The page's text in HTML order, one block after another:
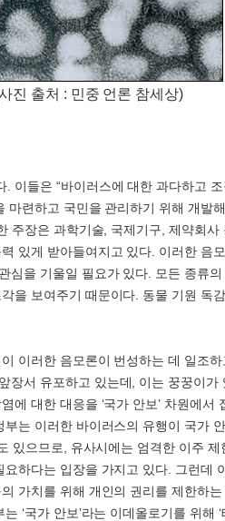
진 출처 : 민중 언론 참세상)
이들은 “바이러스에 대한 과다하고
마련하고 국민을 관리하기 위해 개발
주장은 과학기술, 국제기구, 제약회사
있게 받아들여지고 있다. 이러한 음
심을 기울일 필요가 있다. 모든 종류
을 보여주기 때문이다. 동물 기원 독
이러한 음모론이 번성하는 데 일조
장서 유포하고 있는데, 이는 꿍꿍이가
에 대한 대응을 ‘국가 안보’ 차원에서
는 이러한 바이러스의 유행이 국가
있으므로, 유사시에는 엄격한 이주 제
하다는 입장을 가지고 있다. 그런데
가치를 위해 개인의 권리를 제한하
‘국가 안보’라는 이데올로기를 위해 ‘